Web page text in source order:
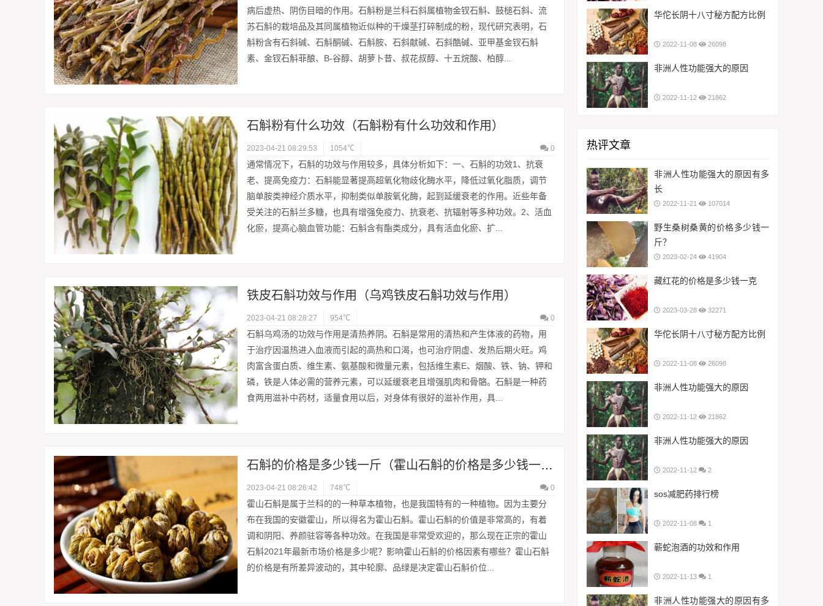
病后虚热、阴伤目暗的作用。石斛粉是兰科石斜属植物金钗石斛、鼓槌石斜、流
苏石斛的栽培品及其同属植物近似种的干燥茎打碎制成的粉，现代研究表明，石
斛粉含有石斜碱、石斛酮碱、石斛胺、石斜献碱、石斜酷碱、亚甲基金钗石斛
素、金钗石斛菲酿、B-谷醇、胡萝卜昔、叔花叔醇、十五烷酸、柏醇...
石斛粉有什么功效（石斛粉有什么功效和作用）
2023-04-21 08:29:53 1054℃ 0
通常情况下，石斛的功效与作用较多，具体分析如下：一、石斛的功效1、抗衰
老、提高免疫力：石斛能显著提高超氧化物歧化酶水平，降低过氧化脂质，调节
脑单胺类神经介质水平，抑制类似单胺氧化酶，起到延缓衰老的作用。近些年备
受关注的石斛兰多糖，也具有增强免疫力、抗衰老、抗辐射等多种功效。2、活血
化瘀，提高心脑血管功能：石斛含有酯类成分，具有活血化瘀、扩...
铁皮石斛功效与作用（乌鸡铁皮石斛功效与作用）
2023-04-21 08:28:27 954℃ 0
石斛乌鸡汤的功效与作用是清热养阴。石斛是常用的清热和产生体液的药物，用
于治疗因温热进入血液而引起的高热和口渴，也可治疗阴虚、发热后期火旺。鸡
肉富含蛋白质、维生素、氨基酸和微量元素，包括维生素E、烟酸、铁、钠、钾和
磷，铁是人体必需的营养元素，可以延缓衰老且增强肌肉和骨骼。石斛是一种药
食两用滋补中药材，适量食用以后，对身体有很好的滋补作用，具...
石斛的价格是多少钱一斤（霍山石斛的价格是多少钱一斤）
2023-04-21 08:26:42 748℃ 0
霍山石斛是属于兰科的的一种草本植物，也是我国特有的一种植物。因为主要分
布在我国的安徽霍山，所以得名为霍山石斛。霍山石斛的价值是非常高的，有着
调和阴阳、养颜驻容等各种功效。在我国是非常受欢迎的，那么现在正宗的霍山
石斛2021年最新市场价格是多少呢？影响霍山石斛的价格因素有哪些？霍山石斛
的价格是有所差异波动的，其中轮廓、品绿是决定霍山石斛价位...
华佗长阴十八寸秘方配方比例
2022-11-08 26098
非洲人性功能强大的原因
2022-11-12 21862
热评文章
非洲人性功能强大的原因有多
长
2022-11-21 107014
野生桑树桑黄的价格多少钱一
斤？
2023-02-24 41904
藏红花的价格是多少钱一克
2023-03-28 32271
华佗长阴十八寸秘方配方比例
2022-11-08 26098
非洲人性功能强大的原因
2022-11-12 21862
非洲人性功能强大的原因
2022-11-12 2
sos减肥药排行榜
2022-11-08 1
蕲蛇泡酒的功效和作用
2022-11-13 1
非洲人性功能强大的原因有多